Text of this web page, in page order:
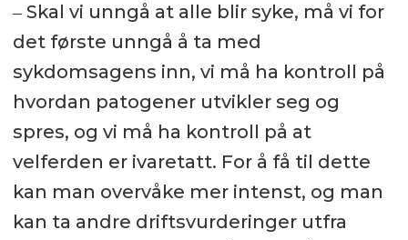
‒ Skal vi unngå at alle blir syke, må vi for
det første unngå å ta med
sykdomsagens inn, vi må ha kontroll på
hvordan patogener utvikler seg og
spres, og vi må ha kontroll på at
velferden er ivaretatt. For å få til dette
kan man overvåke mer intenst, og man
kan ta andre driftsvurderinger utfra